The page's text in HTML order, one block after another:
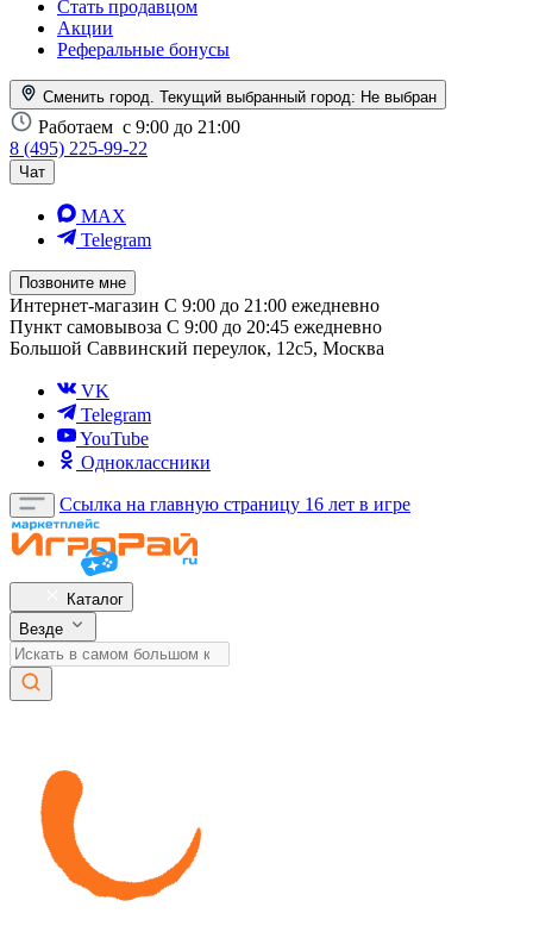
Стать продавцом
Акции
Реферальные бонусы
Сменить город. Текущий выбранный город: Не выбран
Работаем с 9:00 до 21:00
8 (495) 225-99-22
Чат
MAX
Telegram
Позвоните мне
Интернет-магазин С 9:00 до 21:00 ежедневно
Пункт самовывоза С 9:00 до 20:45 ежедневно
Большой Саввинский переулок, 12с5, Москва
VK
Telegram
YouTube
Одноклассники
Ссылка на главную страницу 16 лет в игре
Каталог
Везде